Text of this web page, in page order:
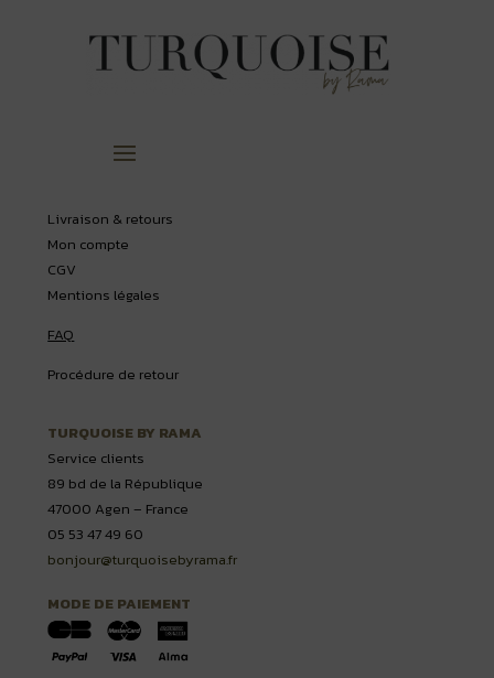
Livraison & retours
Mon compte
CGV
Mentions légales
FAQ
Procédure de retour
TURQUOISE BY RAMA
Service clients
89 bd de la République
47000 Agen – France
05 53 47 49 60
bonjour@turquoisebyrama.fr
MODE DE PAIEMENT